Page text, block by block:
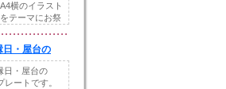
横のイラスト
テーマにお祭
日・屋台の
日・屋台の
レートです。